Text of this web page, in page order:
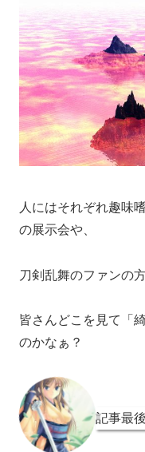
人にはそれぞれ趣味
の展示会や、
刀剣乱舞のファンの
皆さんどこを見て「
のかなぁ？
記事最